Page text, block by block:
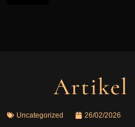
Artikel
Uncategorized 26/02/2026